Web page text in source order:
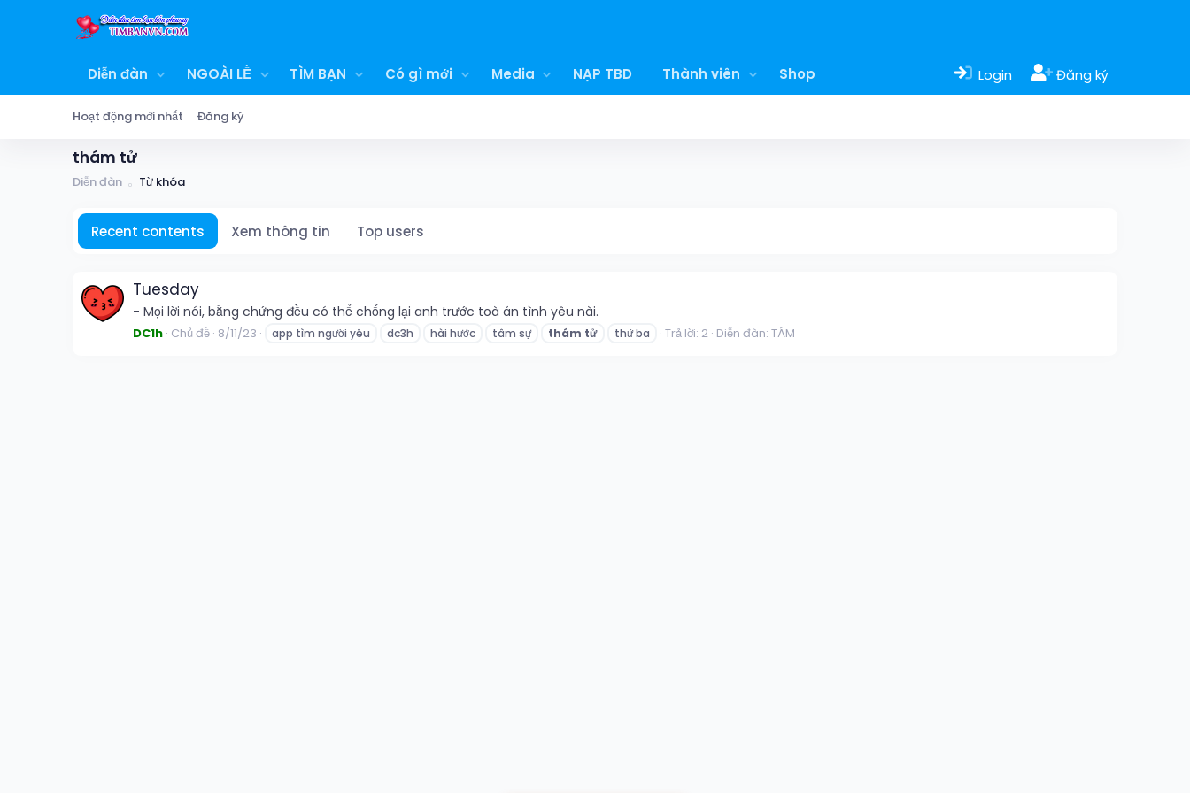
Diễn đàn NGOÀI LỀ TÌM BẠN Có gì mới Media NẠP TBD Thành viên Shop Login Đăng ký
Hoạt động mới nhất Đăng ký
thám tử
Diễn đàn Từ khóa
Recent contents Xem thông tin Top users
Tuesday
- Mọi lời nói, bằng chứng đều có thể chống lại anh trước toà án tình yêu nài.
DC1h Chủ đề 8/11/23 app tìm người yêu dc3h hài hước tâm sự thám tử thứ ba Trả lời: 2 Diễn đàn: TÁM